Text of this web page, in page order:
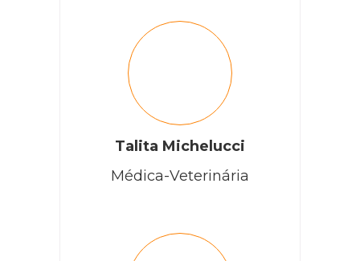
Talita Michelucci
Médica-Veterinária